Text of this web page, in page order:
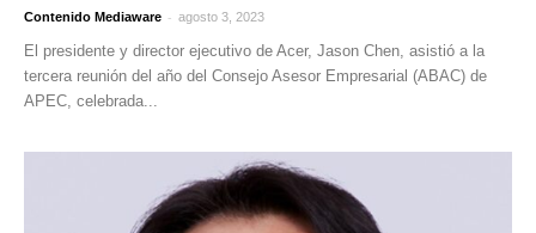
Contenido Mediaware - agosto 3, 2023
El presidente y director ejecutivo de Acer, Jason Chen, asistió a la
tercera reunión del año del Consejo Asesor Empresarial (ABAC) de
APEC, celebrada...